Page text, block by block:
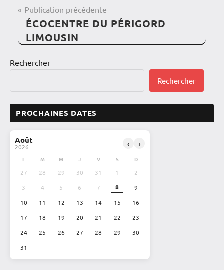
NAVIGATION
DE
L’ARTICLE
Publication précédente
ÉCOCENTRE DU PÉRIGORD
LIMOUSIN
Rechercher
Rechercher
PROCHAINES DATES
Août
2026 ‹ ›
L M M J V S D
27 28 29 30 31 1
2
3
4 5 6 7 8
9
10
11 12 13 14 15
16
17
18 19 20 21 22
23
24
25 26 27 28 29
30
31